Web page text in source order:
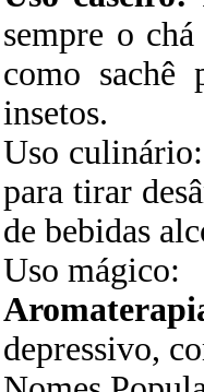
sempre o
como sachê
insetos.
Uso
para tirar
de bebidas
Uso mágico:
depressivo,